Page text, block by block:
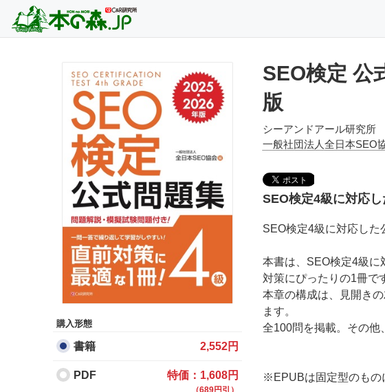
購入形態
書籍 2,552円
PDF 特価：1,608円
（689円引）
SEO検定 公
版
シーアンドアール研究所
一般社団法人全日本SEO
SEO検定4級に対応
SEO検定4級に対応した
本書は、SEO検定4級に
対策にぴったりの1冊で
本章の構成は、見開き
ます。
全100問を掲載。その他
※EPUBは固定型のもの